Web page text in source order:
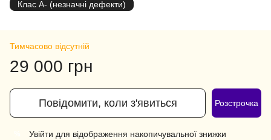
Клас A- (незначні дефекти)
Тимчасово відсутній
29 000 грн
Повідомити, коли з'явиться Розстрочка
Увійти для відображення накопичувальної знижки